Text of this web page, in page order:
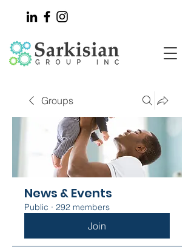
Groups
News & Events
Public · 292 members
Join